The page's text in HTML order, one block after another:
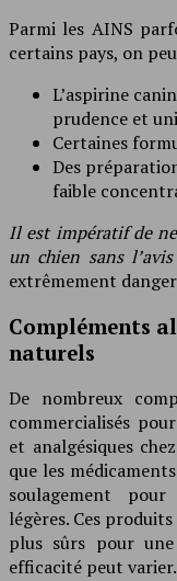
Parmi les AINS
certains pays, on
L’aspirine
prudence et
Certaines
Des
faible
Il est impératif de
un chien sans
extrêmement
Compléments
naturels
De nombreux
commercialisés
et analgésiques
que les
soulagement
légères. Ces
plus sûrs pour
efficacité peut varier.